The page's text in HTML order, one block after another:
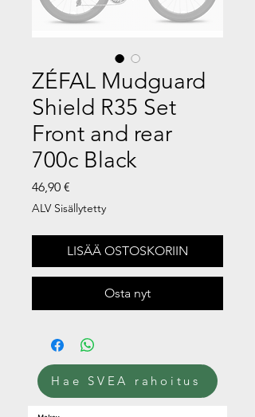
ZÉFAL Mudguard
Shield R35 Set
Front and rear
700c Black
46,90 €
ALV Sisällytetty
LISÄÄ OSTOSKORIIN
Osta nyt
Hae SVEA rahoitus